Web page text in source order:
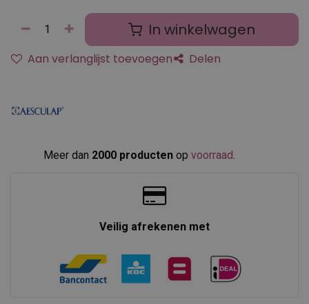
In winkelwagen
Aan verlanglijst toevoegen Delen
Meer dan 2000 producten op voorraad
Veilig afrekenen met